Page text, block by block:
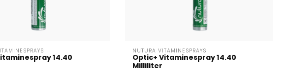
14.40
NUTURA VITAMINESPRAYS
Optic+ Vitaminespray 14.40
Milliliter